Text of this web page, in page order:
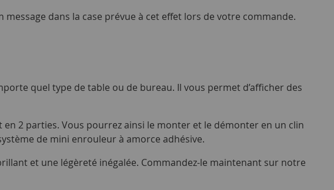
dans la case prévue à cet effet lors de votre commande.
quel type de table ou de bureau. Il vous permet d’afficher des
2 parties. Vous pourrez ainsi le monter et le démonter en un clin
de mini enrouleur à amorce adhésive.
et une légèreté inégalée. Commandez-le maintenant sur notre